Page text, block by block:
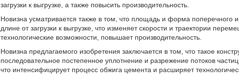
загрузки к выгрузке, а также повысить производительность.
Новизна усматривается также в том, что площадь и форма поперечного
длине от загрузки к выгрузке, что изменяет скорости и траектории
технологические возможности, повышает производительность.
Новизна предлагаемого изобретения заключается в том, что такое
последовательное постепенное уплотнение и разрежение потоков
что интенсифицирует процесс обжига цемента и расширяет